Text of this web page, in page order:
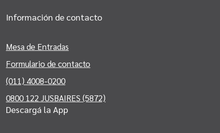
Información de contacto
Mesa de Entradas
Formulario de contacto
(011) 4008-0200
0800 122 JUSBAIRES (5872)
Descargá la App